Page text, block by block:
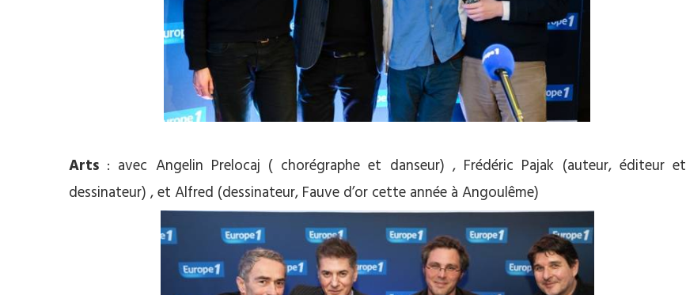
Arts : avec Angelin Prelocaj ( chorégraphe et danseur) , Frédéric Pajak (auteur, éditeur et
dessinateur) , et Alfred (dessinateur, Fauve d’or cette année à Angoulême)